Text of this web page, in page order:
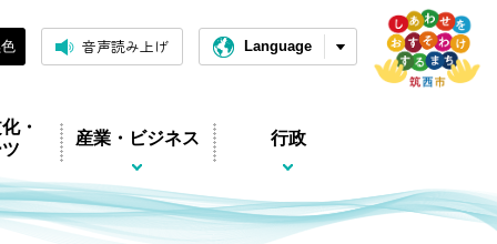
音声読み上げ Language
・
産業・ビジネス 行政